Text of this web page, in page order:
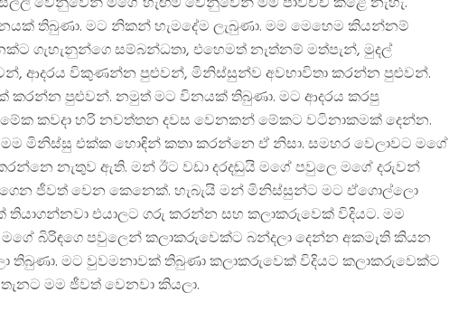
තිබුණා. මට නිකන් හැමදේම ලැබුණා. මම මෙහෙම කියන්නම්
ගැහැනුන්ගෙ සම්බන්ධතා, එහෙමත් නැත්නම් මත්පැන්, මුදල්
ආදරය විකුණන්න පුළුවන්, මිනිස්සුන්ව අවභාවිතා කරන්න පුළුවන්.
කරන්න පුළුවන්. නමුත් මට විනයක් තිබුණා. මට ආදරය කරපු
කවදා හරි නවත්තන දවස වෙනකන් මේකට වටිනාකමක් දෙන්න.
මිනිස්සු එක්ක හොඳින් කතා කරන්නෙ ඒ නිසා. සමහර වෙලාවට මගේ
නැතුව ඇති. මන් ඊට වඩා දරදඬුයි මගේ පවුලෙ මගේ දරුවන්
ජීවත් වෙන කෙනෙක්. හැබැයි මන් මිනිස්සුන්ට මට ඒගොල්ලො
තියාගන්නවා එයාලට ගරු කරන්න සහ කලාකරුවෙක් විදියට. මම
මගේ බිරිඳගෙ පවුලෙන් කලාකරුවෙක්ට බන්දලා දෙන්න අකමැති කියන
තිබුණා. මට වුවමනාවක් තිබුණා කලාකරුවෙක් විදියට කලාකරුවෙක්ට
මම ජීවත් වෙනවා කියලා.